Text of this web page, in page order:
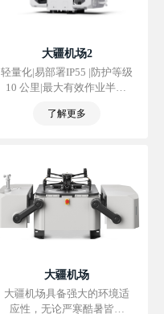
过大疆司空 2，结合全新智
能功能，进一步节省作业时
大疆机场2
轻量化|易部署IP55 |防护等级
10 公里|最大有效作业半径|
建模|支持指点飞行
了解更多
大疆机场
大疆机场具备强大的环境适
应性，无论严寒酷暑皆可